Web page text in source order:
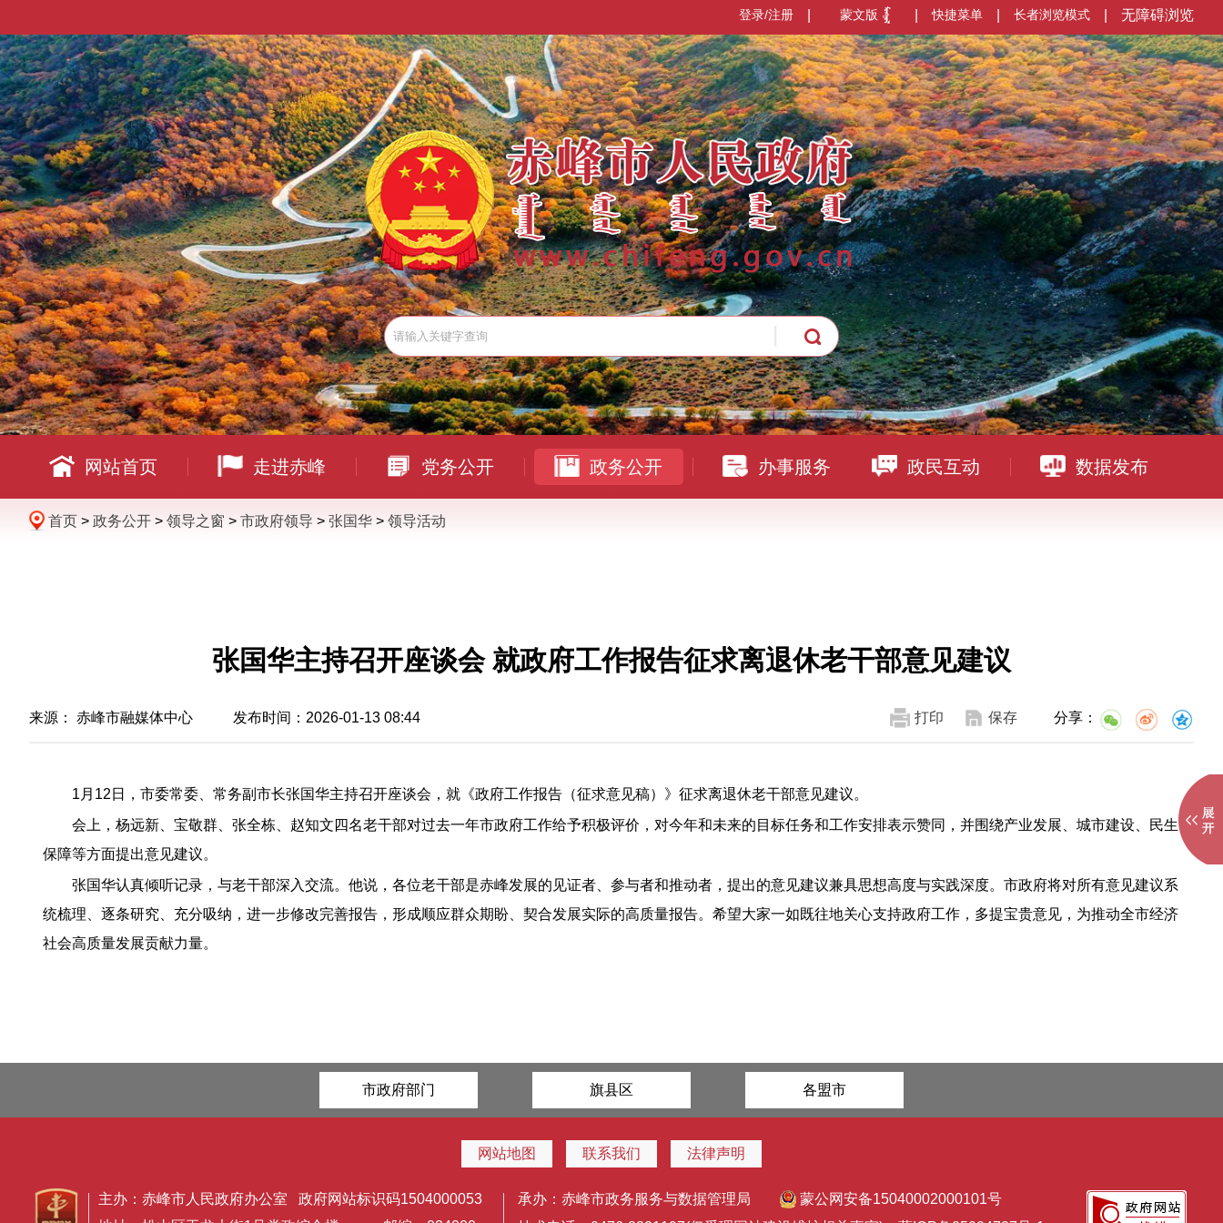
无障碍浏览
长者浏览模式
快捷菜单
蒙文版
登录/注册
网站首页 走进赤峰 党务公开 政务公开 办事服务 政民互动 数据发布
首页 > 政务公开 > 领导之窗 > 市政府领导 > 张国华 > 领导活动
张国华主持召开座谈会 就政府工作报告征求离退休老干部意见建议
来源： 赤峰市融媒体中心 发布时间：2026-01-13 08:44 打印 保存 分享：
1月12日，市委常委、常务副市长张国华主持召开座谈会，就《政府工作报告（征求意见稿）》征求离退休老干部意见建议。
会上，杨远新、宝敬群、张全栋、赵知文四名老干部对过去一年市政府工作给予积极评价，对今年和未来的目标任务和工作安排表示赞同，并围绕产业发展、城市建设、民生
保障等方面提出意见建议。
张国华认真倾听记录，与老干部深入交流。他说，各位老干部是赤峰发展的见证者、参与者和推动者，提出的意见建议兼具思想高度与实践深度。市政府将对所有意见建议系
统梳理、逐条研究、充分吸纳，进一步修改完善报告，形成顺应群众期盼、契合发展实际的高质量报告。希望大家一如既往地关心支持政府工作，多提宝贵意见，为推动全市经济
社会高质量发展贡献力量。
市政府部门 旗县区 各盟市
网站地图 联系我们 法律声明
主办：赤峰市人民政府办公室 政府网站标识码1504000053
承办：赤峰市政务服务与数据管理局
蒙公网安备15040002000101号